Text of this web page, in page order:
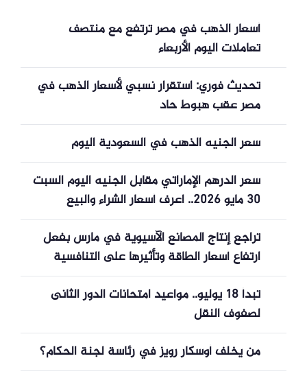
أسعار الذهب في مصر ترتفع مع منتصف
تعاملات اليوم الأربعاء
تحديث فوري: استقرار نسبي لأسعار الذهب في
مصر عقب هبوط حاد
سعر الجنيه الذهب في السعودية اليوم
سعر الدرهم الإماراتي مقابل الجنيه اليوم السبت
30 مايو 2026.. اعرف أسعار الشراء والبيع
تراجع إنتاج المصانع الآسيوية في مارس بفعل
ارتفاع أسعار الطاقة وتأثيرها على التنافسية
تبدأ 18 يوليو.. مواعيد امتحانات الدور الثانى
لصفوف النقل
من يخلف أوسكار رويز في رئاسة لجنة الحكام؟